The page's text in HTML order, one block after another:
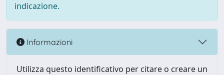
indicazione.
Informazioni
Utilizza questo identificativo per citare o creare un